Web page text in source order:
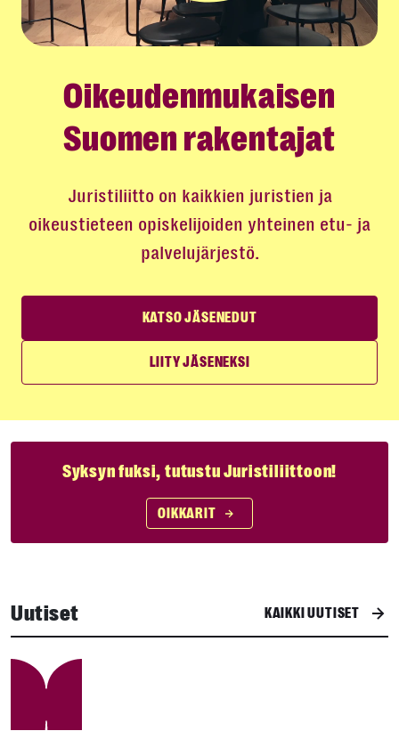
Oikeudenmukaisen
Suomen rakentajat
Juristiliitto on kaikkien juristien ja
oikeustieteen opiskelijoiden yhteinen etu- ja
palvelujärjestö.
KATSO JÄSENEDUT
LIITY JÄSENEKSI
Syksyn fuksi, tutustu Juristiliittoon!
OIKKARIT
Uutiset KAIKKI UUTISET